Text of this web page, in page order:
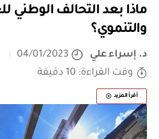
ماذا بعد التحالف الوطني
والتنموي؟
د. إسراء علي
04/01/2023
وقت القراءة: 10 دقيقة
أقرأ المزيد